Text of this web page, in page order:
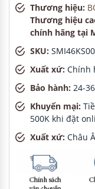
Thương hiệu:
Thương hiệu
chính hãng tại
SKU:
Xuất xứ: Chính
Bảo hành: 24-
Khuyến mại:
500K khi đặt
Xuất xứ: Châu